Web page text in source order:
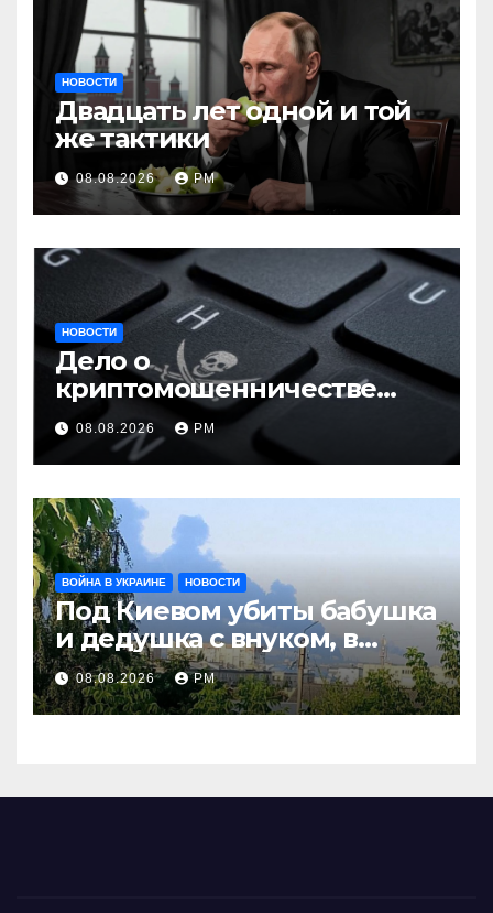
НОВОСТИ
Двадцать лет одной и той
же тактики
08.08.2026 РМ
НОВОСТИ
Дело о
криптомошенничестве
оборачивают в содействие
терроризму
08.08.2026 РМ
ВОЙНА В УКРАИНЕ НОВОСТИ
Под Киевом убиты бабушка
и дедушка с внуком, в
Поволжье и на Кубани
вновь горят НПЗ
08.08.2026 РМ